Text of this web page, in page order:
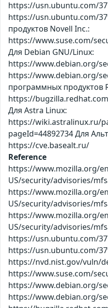
https://usn.ubuntu.com/
https://usn.ubuntu.com/
продуктов Novell Inc.:
https://www.suse.com/
Для Debian GNU/Linux:
https://www.debian.org/
https://www.debian.org/
программных продуктов
https://
Для Astra Linux:
https://wiki.astralinux.ru/
pageId=44892734 Для
https://cve.basealt.ru/
Reference
https://www.mozilla.org/
US/security/advisories/
https://www.mozilla.org/
US/security/advisories/
https://www.mozilla.org/
US/security/advisories/
https://usn.ubuntu.com/
https://usn.ubuntu.com/
https://nvd.nist.gov/vuln/
https://www.suse.com/
https://www.debian.org/
https://www.debian.org/